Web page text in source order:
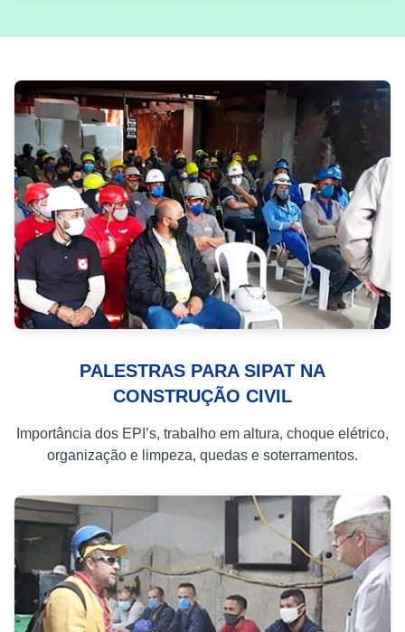
PALESTRAS PARA SIPAT NA
CONSTRUÇÃO CIVIL
Importância dos EPI’s, trabalho em altura, choque elétrico,
organização e limpeza, quedas e soterramentos.